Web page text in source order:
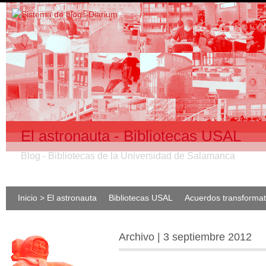
El astronauta - Bibliotecas USAL
Blog - Bibliotecas de la Universidad de Salamanca
Inicio > El astronauta Bibliotecas USAL Acuerdos
Archivo | 3 septiembre 2012